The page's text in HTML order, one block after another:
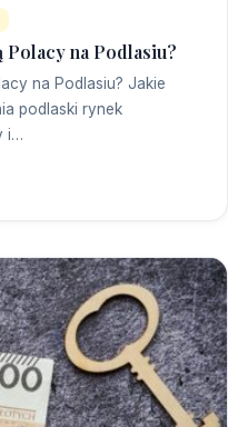
Polacy na Podlasiu?
na Podlasiu? Jakie
podlaski rynek
i…